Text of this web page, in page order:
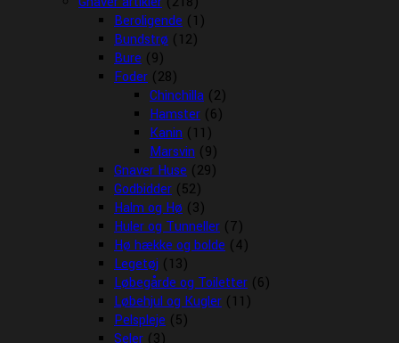
Beroligende (1)
Bundstrø (12)
Bure (9)
Foder (28)
Chinchilla (2)
Hamster (6)
Kanin (11)
Marsvin (9)
Gnaver Huse (29)
Godbidder (52)
Halm og Hø (3)
Huler og Tunneller (7)
Hø hække og bolde (4)
Legetøj (13)
Løbegårde og Toiletter (6)
Løbehjul og Kugler (11)
Pelspleje (5)
Seler (3)